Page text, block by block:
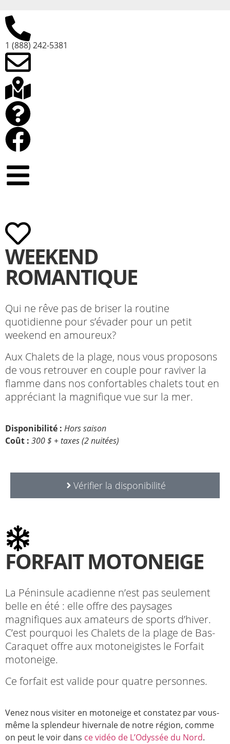
1 (888) 242-5381
WEEKEND
ROMANTIQUE
Qui ne rêve pas de briser la routine
quotidienne pour s’évader pour un petit
weekend en amoureux?
Aux Chalets de la plage, nous vous proposons
de vous retrouver en couple pour raviver la
flamme dans nos confortables chalets tout en
appréciant la magnifique vue sur la mer.
Disponibilité : Hors saison
Coût : 300 $ + taxes (2 nuitées)
Vérifier la disponibilité
FORFAIT MOTONEIGE
La Péninsule acadienne n’est pas seulement
belle en été : elle offre des paysages
magnifiques aux amateurs de sports d’hiver.
C’est pourquoi les Chalets de la plage de Bas-
Caraquet offre aux motoneigistes le Forfait
motoneige.
Ce forfait est valide pour quatre personnes.
Venez nous visiter en motoneige et constatez par vous-
même la splendeur hivernale de notre région, comme
on peut le voir dans ce vidéo de L’Odyssée du Nord.